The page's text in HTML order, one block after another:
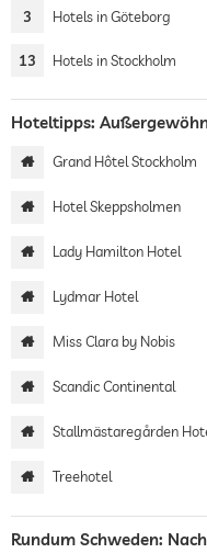
3 Hotels in Göteborg
13 Hotels in Stockholm
Hoteltipps:
Grand Hôtel Stockholm
Hotel Skeppsholmen
Lady Hamilton Hotel
Lydmar Hotel
Miss Clara by Nobis
Scandic Continental
Stallmästaregården
Treehotel
Rundum Schweden: